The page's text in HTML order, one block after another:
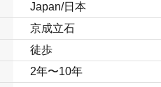
Japan/日本
京成立石
徒歩
2年〜10年